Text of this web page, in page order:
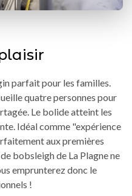
parfait pour les familles.
quatre personnes pour
Le bolide atteint les
Idéal comme "expérience
aux premières
bobsleigh de La Plagne ne
emprunterez donc le
!